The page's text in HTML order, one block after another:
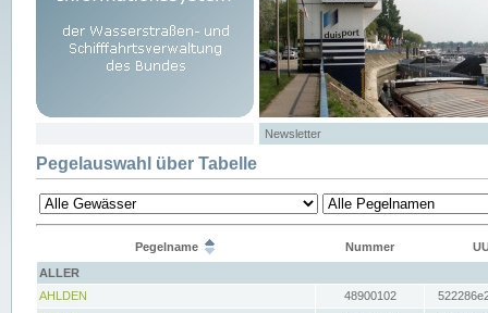
Newsletter
Pegelauswahl über Tabelle
Pegelname Nummer
ALLER
AHLDEN
48900102